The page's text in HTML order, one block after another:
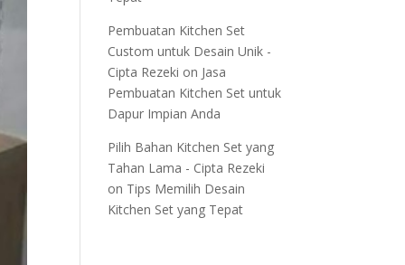
Pembuatan Kitchen Set
Custom untuk Desain Unik -
Cipta Rezeki on Jasa
Pembuatan Kitchen Set untuk
Dapur Impian Anda
Pilih Bahan Kitchen Set yang
Tahan Lama - Cipta Rezeki
on Tips Memilih Desain
Kitchen Set yang Tepat